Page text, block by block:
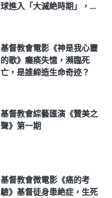
球進入「大滅絶時期」，人
基督教會電影《神是我心靈
的歌》癱痪失憶，瀕臨死
亡，是誰締造生命奇迹？
基督教會綜藝匯演《贊美之
聲》第一期
基督教會微電影《癌的考
驗》基督徒身患絶症，生死